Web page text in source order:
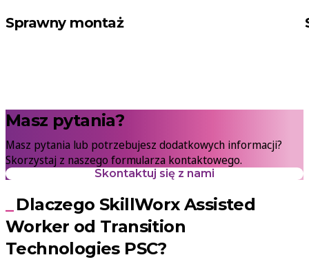
Sprawny montaż
Masz pytania?
Masz pytania lub potrzebujesz dodatkowych informacji?
Skorzystaj z naszego formularza kontaktowego.
Skontaktuj się z nami
Dlaczego SkillWorx Assisted
Worker od Transition
Technologies PSC?